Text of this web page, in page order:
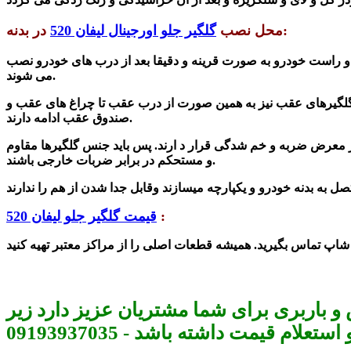
محل نصبگلگیر جلو اورجینال لیفان 520 در بدنه:
راست خودرو به صورت قرینه و دقیقا بعد از درب های خودرو نصب
می شوند.
عقب نیز به همین صورت از درب عقب تا چراغ های عقب و
صندوق عقب ادامه دارند.
ضربه و خم شدگی قرار د ارند. پس باید جنس گلگیرها مقاوم
و مستحکم در برابر ضربات خارجی باشند.
قیمت گلگیر جلو لیفان 520 :
برای شما مشتریان عزیز دارد زیر
داشته باشد - 09193937035